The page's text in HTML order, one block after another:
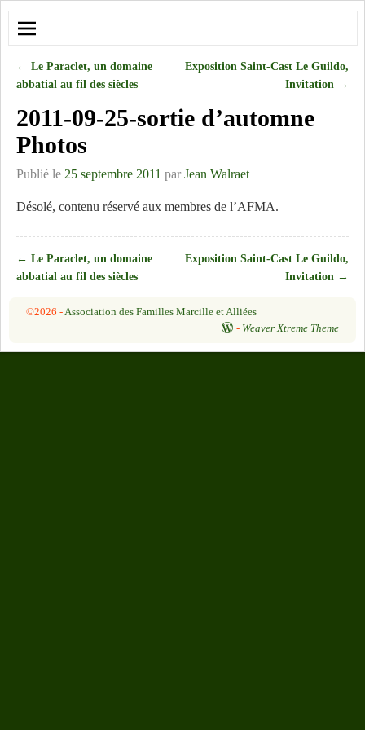
Navigation des articles
← Le Paraclet, un domaine
abbatial au fil des siècles
Exposition Saint-Cast Le Guildo,
Invitation →
2011-09-25-sortie d’automne
Photos
Publié le 25 septembre 2011 par Jean Walraet
Désolé, contenu réservé aux membres de l’AFMA.
Navigation des articles
← Le Paraclet, un domaine
abbatial au fil des siècles
Exposition Saint-Cast Le Guildo,
Invitation →
©2026 -Association des Familles Marcille et Alliées
- Weaver Xtreme Theme